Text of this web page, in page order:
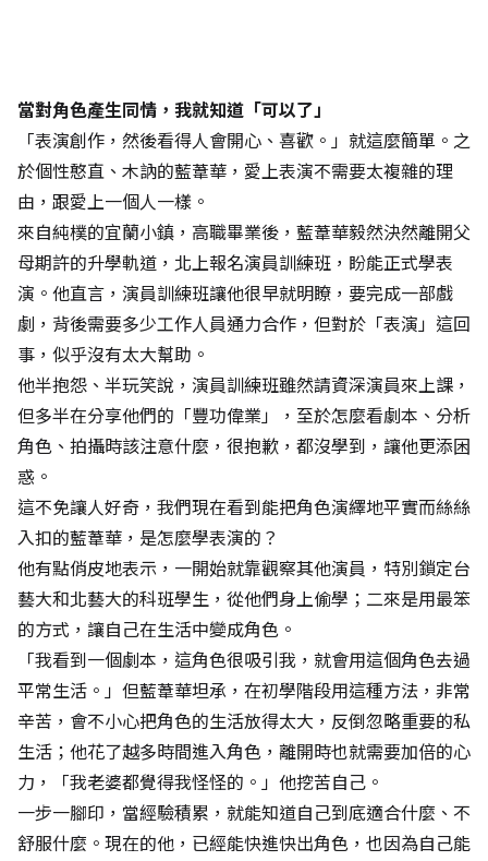
當對角色產生同情，我就知道「可以了」
「表演創作，然後看得人會開心、喜歡。」就這麼簡單。之
於個性憨直、木訥的藍葦華，愛上表演不需要太複雜的理
由，跟愛上一個人一樣。
來自純樸的宜蘭小鎮，高職畢業後，藍葦華毅然決然離開父
母期許的升學軌道，北上報名演員訓練班，盼能正式學表
演。他直言，演員訓練班讓他很早就明瞭，要完成一部戲
劇，背後需要多少工作人員通力合作，但對於「表演」這回
事，似乎沒有太大幫助。
他半抱怨、半玩笑說，演員訓練班雖然請資深演員來上課，
但多半在分享他們的「豐功偉業」，至於怎麼看劇本、分析
角色、拍攝時該注意什麼，很抱歉，都沒學到，讓他更添困
惑。
這不免讓人好奇，我們現在看到能把角色演繹地平實而絲絲
入扣的藍葦華，是怎麼學表演的？
他有點俏皮地表示，一開始就靠觀察其他演員，特別鎖定台
藝大和北藝大的科班學生，從他們身上偷學；二來是用最笨
的方式，讓自己在生活中變成角色。
「我看到一個劇本，這角色很吸引我，就會用這個角色去過
平常生活。」但藍葦華坦承，在初學階段用這種方法，非常
辛苦，會不小心把角色的生活放得太大，反倒忽略重要的私
生活；他花了越多時間進入角色，離開時也就需要加倍的心
力，「我老婆都覺得我怪怪的。」他挖苦自己。
一步一腳印，當經驗積累，就能知道自己到底適合什麼、不
舒服什麼。現在的他，已經能快進快出角色，也因為自己能